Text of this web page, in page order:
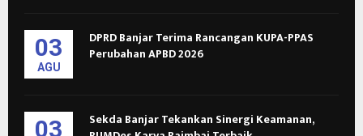
03
AGU
DPRD Banjar Terima Rancangan KUPA-PPAS
Perubahan APBD 2026
03
Sekda Banjar Tekankan Sinergi Keamanan,